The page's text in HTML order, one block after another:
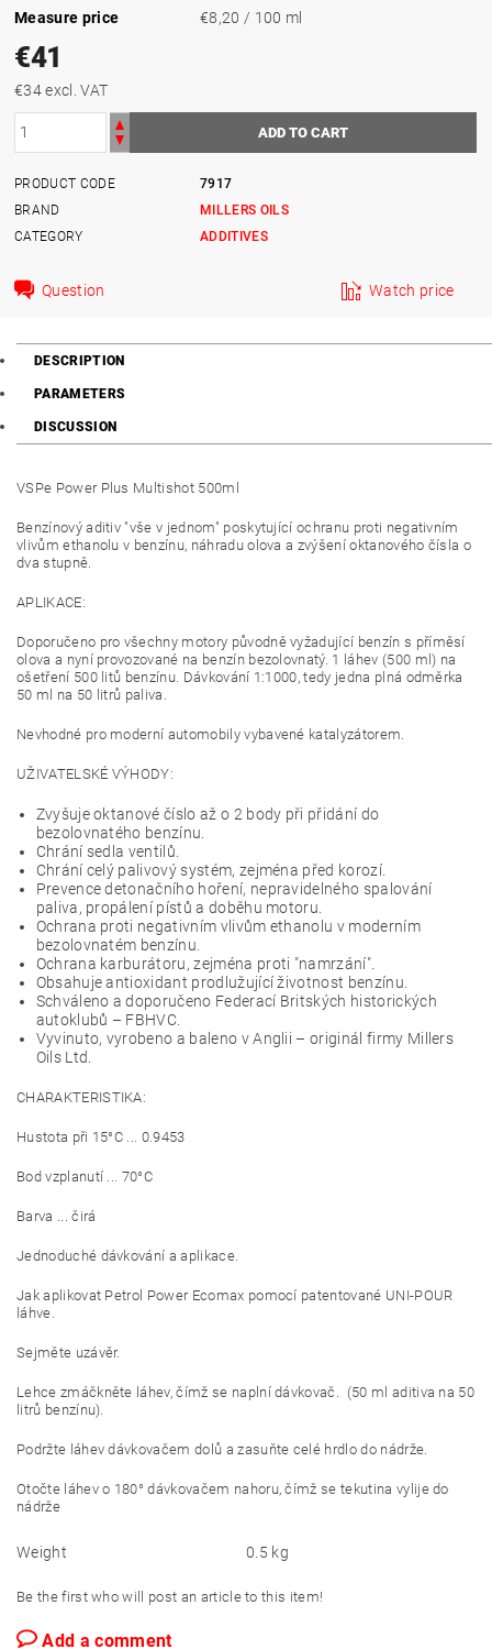
Measure price
€8,20 / 100 ml
€41
€34 excl. VAT
PRODUCT CODE
7917
BRAND
MILLERS OILS
CATEGORY
ADDITIVES
Question Watch price
DESCRIPTION
PARAMETERS
DISCUSSION
VSPe Power Plus Multishot 500ml
Benzínový aditiv "vše v jednom" poskytující ochranu proti negativním
vlivům ethanolu v benzínu, náhradu olova a zvýšení oktanového čísla o
dva stupně.
APLIKACE:
Doporučeno pro všechny motory původně vyžadující benzín s příměsí
olova a nyní provozované na benzín bezolovnatý. 1 láhev (500 ml) na
ošetření 500 litů benzínu. Dávkování 1:1000, tedy jedna plná odměrka
50 ml na 50 litrů paliva.
Nevhodné pro moderní automobily vybavené katalyzátorem.
UŽIVATELSKÉ VÝHODY:
Zvyšuje oktanové číslo až o 2 body při přidání do
bezolovnatého benzínu.
Chrání sedla ventilů.
Chrání celý palivový systém, zejména před korozí.
Prevence detonačního hoření, nepravidelného spalování
paliva, propálení pístů a doběhu motoru.
Ochrana proti negativním vlivům ethanolu v moderním
bezolovnatém benzínu.
Ochrana karburátoru, zejména proti "namrzání".
Obsahuje antioxidant prodlužující životnost benzínu.
Schváleno a doporučeno Federací Britských historických
autoklubů – FBHVC.
Vyvinuto, vyrobeno a baleno v Anglii – originál firmy Millers
Oils Ltd.
CHARAKTERISTIKA:
Hustota při 15°C ... 0.9453
Bod vzplanutí ... 70°C
Barva ... čirá
Jednoduché dávkování a aplikace.
Jak aplikovat Petrol Power Ecomax pomocí patentované UNI-POUR
láhve.
Sejměte uzávěr.
Lehce zmáčkněte láhev, čímž se naplní dávkovač. (50 ml aditiva na 50
litrů benzínu).
Podržte láhev dávkovačem dolů a zasuňte celé hrdlo do nádrže.
Otočte láhev o 180° dávkovačem nahoru, čímž se tekutina vylije do
nádrže
Weight 0.5 kg
Be the first who will post an article to this item!
Add a comment